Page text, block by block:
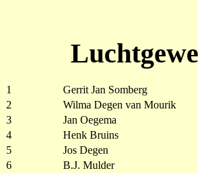
1 Gerrit Jan Somberg
2
Wilma Degen van Mourik
3
Jan Oegema
4
Henk Bruins
5
Jos Degen
6
B.J. Mulder